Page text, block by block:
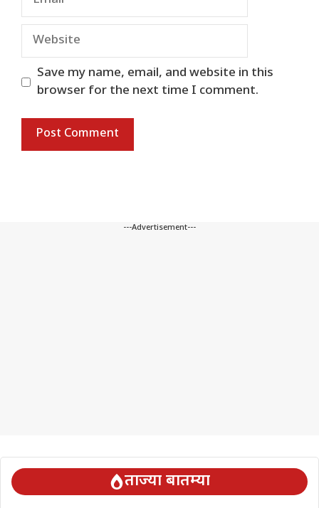
Website
Save my name, email, and website in this
browser for the next time I comment.
---Advertisement---
ताज्या बातम्या